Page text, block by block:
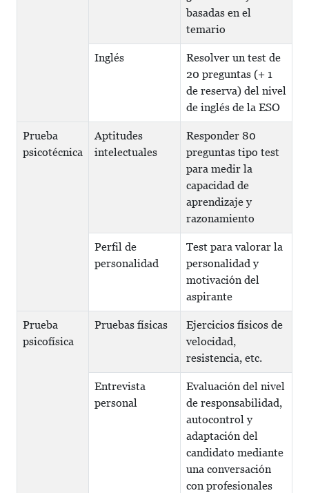
basadas en el
temario
Inglés
Resolver un test de
20 preguntas (+ 1
de reserva) del nivel
de inglés de la ESO
Prueba
psicotécnica
Aptitudes
intelectuales
Responder 80
preguntas tipo test
para medir la
capacidad de
aprendizaje y
razonamiento
Perfil de
personalidad
Test para valorar la
personalidad y
motivación del
aspirante
Prueba
psicofísica
Pruebas físicas
Ejercicios físicos de
velocidad,
resistencia, etc.
Entrevista
personal
Evaluación del nivel
de responsabilidad,
autocontrol y
adaptación del
candidato mediante
una conversación
con profesionales